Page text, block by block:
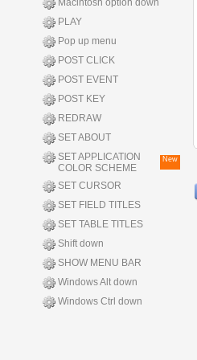
Macintosh option down
PLAY
Pop up menu
POST CLICK
POST EVENT
POST KEY
REDRAW
SET ABOUT
SET APPLICATION
COLOR SCHEME
New
SET CURSOR
SET FIELD TITLES
SET TABLE TITLES
Shift down
SHOW MENU BAR
Windows Alt down
Windows Ctrl down